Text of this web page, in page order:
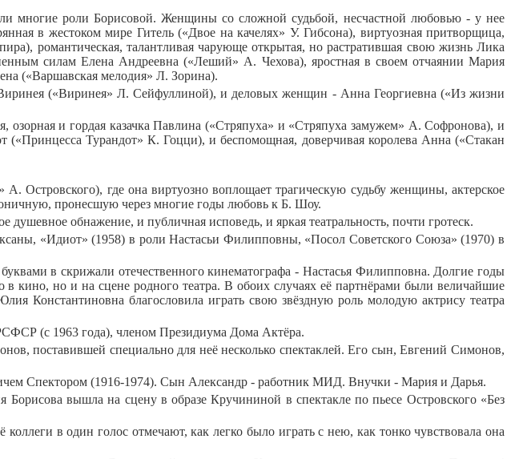
многие роли Борисовой. Женщины со сложной судьбой, несчастной любовью - у нее
в жестоком мире Гитель («Двое на качелях» У. Гибсона), виртуозная притворщица,
романтическая, талантливая чарующе открытая, но растратившая свою жизнь Лика
силам Елена Андреевна («Леший» А. Чехова), яростная в своем отчаянии Мария
(«Варшавская мелодия» Л. Зорина).
(«Виринея» Л. Сейфуллиной), и деловых женщин - Анна Георгиевна («Из жизни
озорная и гордая казачка Павлина («Стряпуха» и «Стряпуха замужем» А. Софронова), и
Турандот» К. Гоцци), и беспомощная, доверчивая королева Анна («Стакан
где она виртуозно воплощает трагическую судьбу женщины, актерское
пронесшую через многие годы любовь к Б. Шоу.
обнажение, и публичная исповедь, и яркая театральность, почти гротеск.
«Идиот» (1958) в роли Настасьи Филипповны, «Посол Советского Союза» (1970) в
в скрижали отечественного кинематографа - Настасья Филипповна. Долгие годы
кино, но и на сцене родного театра. В обоих случаях её партнёрами были величайшие
благословила играть свою звёздную роль молодую актрису театра
(с 1963 года), членом Президиума Дома Актёра.
поставившей специально для неё несколько спектаклей. Его сын, Евгений Симонов,
Спектором (1916-1974). Сын Александр - работник МИД. Внучки - Мария и Дарья.
вышла на сцену в образе Кручининой в спектакле по пьесе Островского «Без
в один голос отмечают, как легко было играть с нею, как тонко чувствовала она